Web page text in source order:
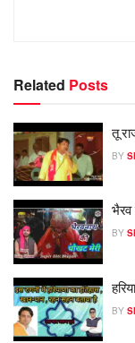
Related Posts
तू
BY
भैरव
BY
BY